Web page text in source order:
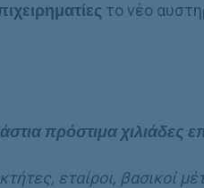
το νέο
πρόστιμα χιλιάδες
εταίροι, βασικοί